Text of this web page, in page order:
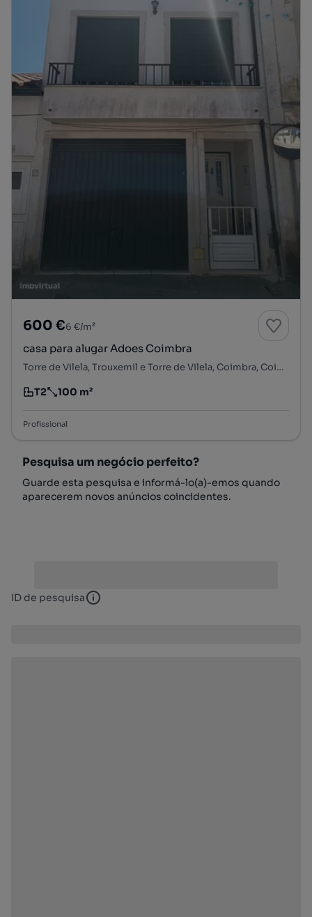
600 €6 €/m²
casa para alugar Adoes Coimbra
Torre de Vilela, Trouxemil e Torre de Vilela, Coimbra, Coimbra
Tipologia
T2
Preço por metro quadrado
100 m²
Profissional
Pesquisa um negócio perfeito?
Guarde esta pesquisa e informá-lo(a)-emos quando
aparecerem novos anúncios coincidentes.
ID de pesquisa ID de pesquisa